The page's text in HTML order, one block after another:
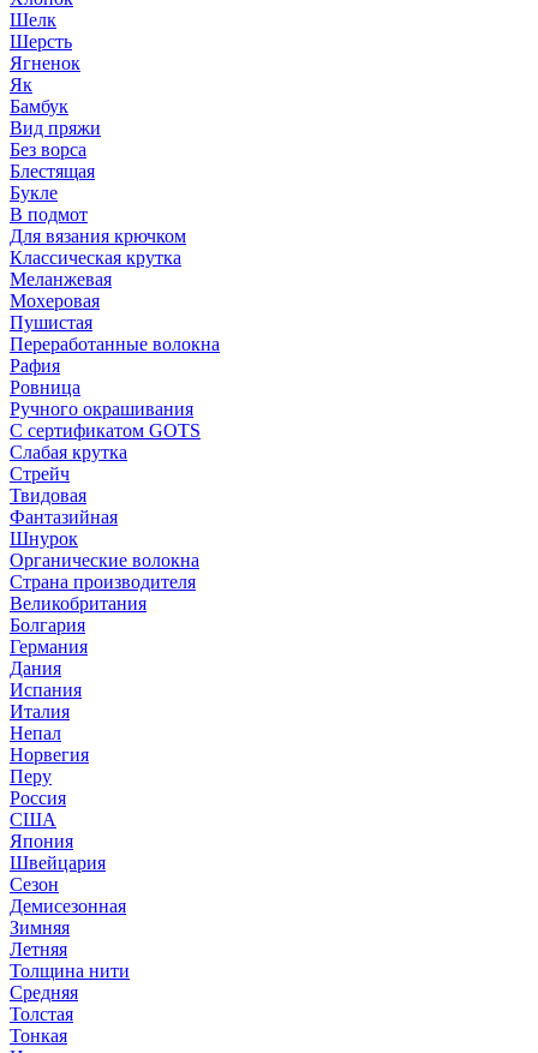
Шелк
Шерсть
Ягненок
Як
Бамбук
Вид пряжи
Без ворса
Блестящая
Букле
В подмот
Для вязания крючком
Классическая крутка
Меланжевая
Мохеровая
Пушистая
Переработанные волокна
Рафия
Ровница
Ручного окрашивания
С сертификатом GOTS
Слабая крутка
Стрейч
Твидовая
Фантазийная
Шнурок
Органические волокна
Страна производителя
Великобритания
Болгария
Германия
Дания
Испания
Италия
Непал
Норвегия
Перу
Россия
США
Япония
Швейцария
Сезон
Демисезонная
Зимняя
Летняя
Толщина нити
Средняя
Толстая
Тонкая